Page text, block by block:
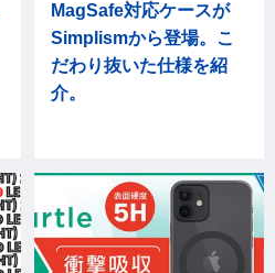
MagSafe対応ケースが
Simplismから登場。こ
だわり抜いた仕様を紹
介。